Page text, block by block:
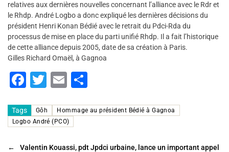
relatives aux dernières nouvelles concernant l’alliance avec le Rdr et
le Rhdp. André Logbo a donc expliqué les dernières décisions du
président Henri Konan Bédié avec le retrait du Pdci-Rda du
processus de mise en place du parti unifié Rhdp. Il a fait l’historique
de cette alliance depuis 2005, date de sa création à Paris.
Gilles Richard Omaël, à Gagnoa
F
c
e
b
T
tt
er
E
ai
l
ta
er
Tags Gôh
Hommage au président Bédié à Gagnoa
Logbo André (PCO)
← Valentin Kouassi, pdt Jpdci urbaine, lance un important appel